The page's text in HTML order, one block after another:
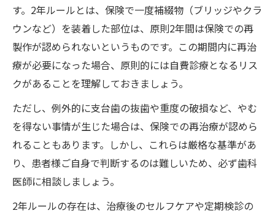
す。2年ルールとは、保険で一度補綴物（ブリッジやクラ
ウンなど）を装着した部位は、原則2年間は保険での再
製作が認められないというものです。この期間内に再治
療が必要になった場合、原則的には自費診療となるリス
クがあることを理解しておきましょう。
ただし、例外的に支台歯の抜歯や重度の破損など、やむ
を得ない事情が生じた場合は、保険での再治療が認めら
れることもあります。しかし、これらは厳格な基準があ
り、患者様ご自身で判断するのは難しいため、必ず歯科
医師に相談しましょう。
2年ルールの存在は、治療後のセルフケアや定期検診の